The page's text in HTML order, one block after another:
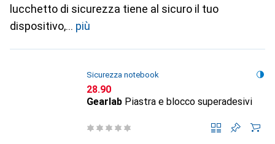
lucchetto di sicurezza tiene al sicuro il tuo
dispositivo,
più
Sicurezza notebook
CHF
28.90
Gearlab Piastra e blocco superadesivi